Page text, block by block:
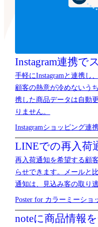
Instagram連携で
手軽にInstagramと連携し
顧客の熱意が冷めないう
携した商品データは自動
りません。
Instagramショッピング連
LINEでの再入荷
再入荷通知を希望する顧
らせできます。メールと
通知は、見込み客の取り
Poster for カラーミーショ
noteに商品情報